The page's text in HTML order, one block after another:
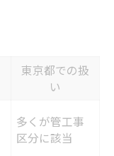
東京都での扱
い
多くが管工事
区分に該当